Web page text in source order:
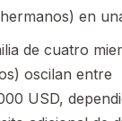
en
de cuatro
oscilan entre
USD,